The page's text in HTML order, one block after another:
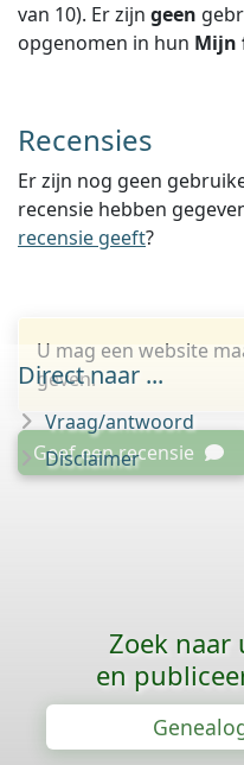
van 10). Er zijn geen
opgenomen in hun Mijn
Recensies
Er zijn nog geen
recensie hebben
recensie geeft?
U mag een website
geven.
Geef een recensie
Direct naar ...
Vraag/antwoord
Disclaimer
Zoek naar
en